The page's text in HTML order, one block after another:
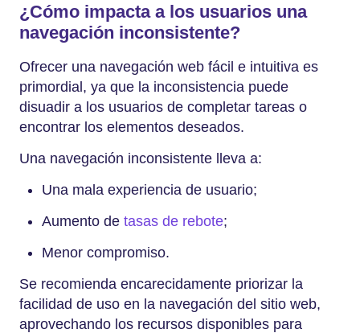
¿Cómo impacta a los usuarios una
navegación inconsistente?
Ofrecer una navegación web fácil e intuitiva es
primordial, ya que la inconsistencia puede
disuadir a los usuarios de completar tareas o
encontrar los elementos deseados.
Una navegación inconsistente lleva a:
Una mala experiencia de usuario;
Aumento de tasas de rebote;
Menor compromiso.
Se recomienda encarecidamente priorizar la
facilidad de uso en la navegación del sitio web,
aprovechando los recursos disponibles para